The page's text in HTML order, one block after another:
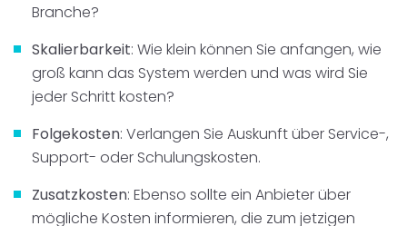
Branche?
Skalierbarkeit: Wie klein können Sie anfangen, wie
groß kann das System werden und was wird Sie
jeder Schritt kosten?
Folgekosten: Verlangen Sie Auskunft über Service-,
Support- oder Schulungskosten.
Zusatzkosten: Ebenso sollte ein Anbieter über
mögliche Kosten informieren, die zum jetzigen